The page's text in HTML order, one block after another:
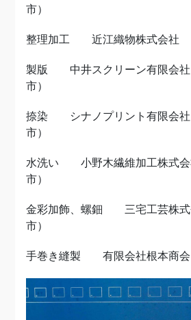
市）
整理加工 近江織物株式会社
製版 中井スクリーン有限会社
市）
捺染 シナノプリント有限会社
市）
水洗い 小野木繊維加工株式会
市）
金彩加飾、螺鈿 三宅工芸株式
市）
手巻き縫製 有限会社根本商会